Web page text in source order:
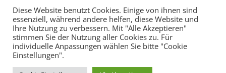
Diese Website benutzt Cookies. Einige von ihnen sind
essenziell, während andere helfen, diese Website und
Ihre Nutzung zu verbessern. Mit "Alle Akzeptieren"
stimmen Sie der Nutzung aller Cookies zu. Für
individuelle Anpassungen wählen Sie bitte "Cookie
Einstellungen".